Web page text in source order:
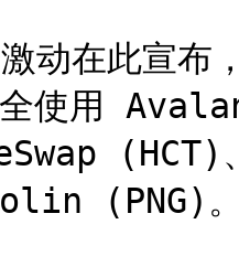
动在此宣
使用
(PNG)